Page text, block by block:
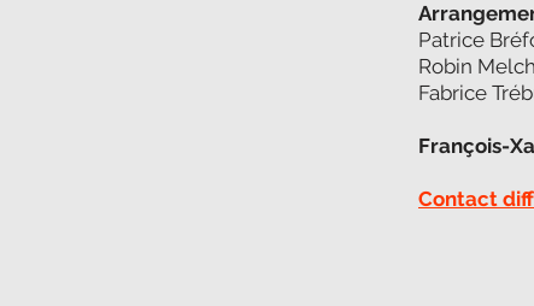
Patrice
Robin
Fabrice
François-
Contact